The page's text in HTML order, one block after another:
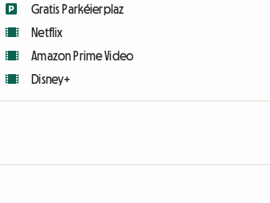
Gratis Parkéierplaz
Netflix
Amazon Prime Video
Disney+